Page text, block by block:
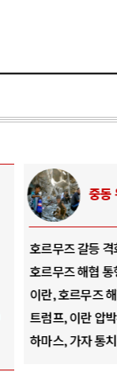
중동
호르무즈 갈등
호르무즈 해협
이란, 호르무즈
트럼프, 이란 압
하마스, 가자 통